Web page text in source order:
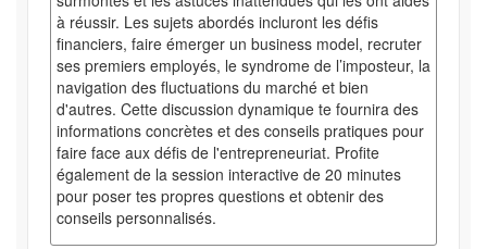
à réussir. Les sujets abordés incluront les défis
financiers, faire émerger un business model, recruter
ses premiers employés, le syndrome de l’imposteur, la
navigation des fluctuations du marché et bien
d'autres. Cette discussion dynamique te fournira des
informations concrètes et des conseils pratiques pour
faire face aux défis de l'entrepreneuriat. Profite
également de la session interactive de 20 minutes
pour poser tes propres questions et obtenir des
conseils personnalisés.